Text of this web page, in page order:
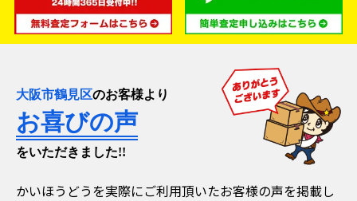
大阪市鶴見区のお客様より
お喜びの声
をいただきました!!
かいほうどうを実際にご利用頂いたお客様の声を掲載し